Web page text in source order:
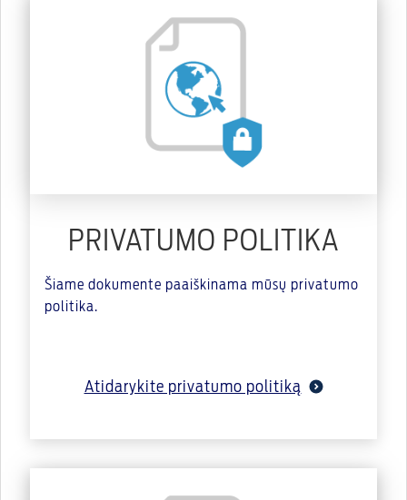
PRIVATUMO POLITIKA
Šiame dokumente paaiškinama mūsų privatumo
politika.
Atidarykite privatumo politiką